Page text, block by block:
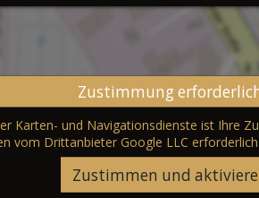
Zustimmung
Karten- und Navigationsdienste ist Ihre
vom Drittanbieter Google LLC erforderlich.
Zustimmen und